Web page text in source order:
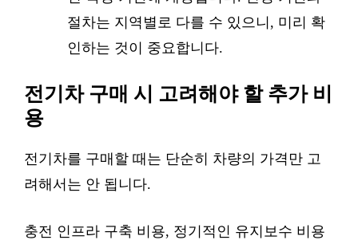
절차는 지역별로 다를 수 있으니, 미리 확
인하는 것이 중요합니다.
전기차 구매 시 고려해야 할 추가 비
용
전기차를 구매할 때는 단순히 차량의 가격만 고
려해서는 안 됩니다.
충전 인프라 구축 비용, 정기적인 유지보수 비용